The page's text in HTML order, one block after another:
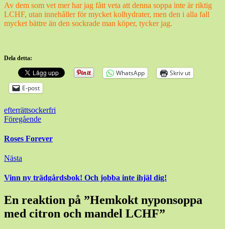
Av dem som vet mer har jag fått veta att denna soppa inte är riktig
LCHF, utan innehåller för mycket kolhydrater, men den i alla fall
mycket bättre än den sockrade man köper, tycker jag.
Dela detta:
WhatsApp
Skriv ut
E-post
efterrättsockerfri
Inläggsnavigering
Föregående
Roses Forever
Nästa
Vinn ny trädgårdsbok! Och jobba inte ihjäl dig!
En reaktion på ”Hemkokt nyponsoppa
med citron och mandel LCHF”